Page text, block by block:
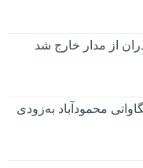
نخست نیروگاه ۵۰۰ مگاواتی محمودآباد به‌زودی